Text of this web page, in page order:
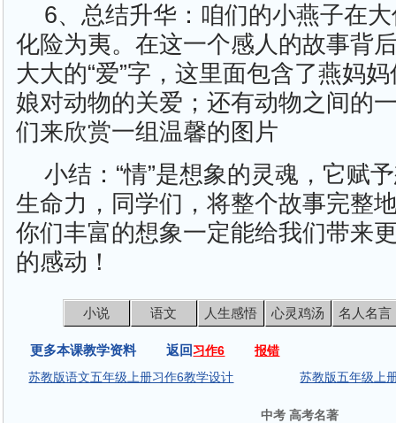
6、总结升华：咱们的小燕子在
化险为夷。在这一个感人的故事背
大大的“爱”字，这里面包含了燕妈
娘对动物的关爱；还有动物之间
们来欣赏一组温馨的图片
小结：“情”是想象的灵魂，它赋
生命力，同学们，将整个故事完整
你们丰富的想象一定能给我们带来
的感动！
小说 语文 人生感悟 心灵鸡汤 名人名言
更多本课教学资料 返回习作6
报错
苏教版语文五年级上册习作6教学设计
苏教版五年级上
中考 高考名著